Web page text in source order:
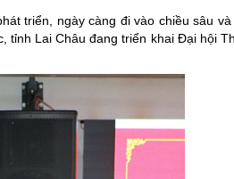
Thông tin biên giới
Người Việt Nam ưu tiên dùng
Phóng sự ảnh
Chuyên mục khác
triển, ngày càng đi vào chiều sâu và
tỉnh Lai Châu đang triển khai Đại hội